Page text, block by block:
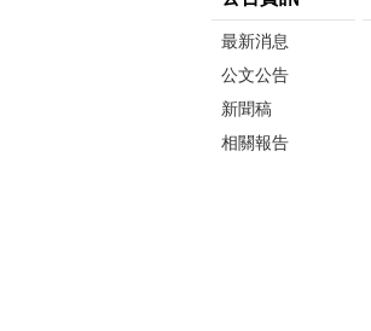
最新消息
公文公告
新聞稿
相關報告